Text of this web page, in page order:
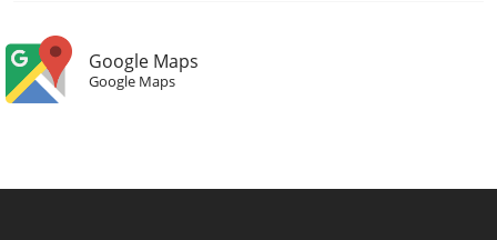
Google Maps
Google Maps